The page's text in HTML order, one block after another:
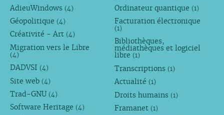
AdieuWindows (4)
Géopolitique (4)
Créativité - Art (4)
Migration vers le Libre
(4)
DADVSI (4)
Site web (4)
Trad-GNU (4)
Software Heritage (4)
Ordinateur quantique (1)
Facturation électronique
(1)
Bibliothèques,
médiathèques et logiciel
libre (1)
Transcriptions (1)
Actualité (1)
Droits humains (1)
Framanet (1)